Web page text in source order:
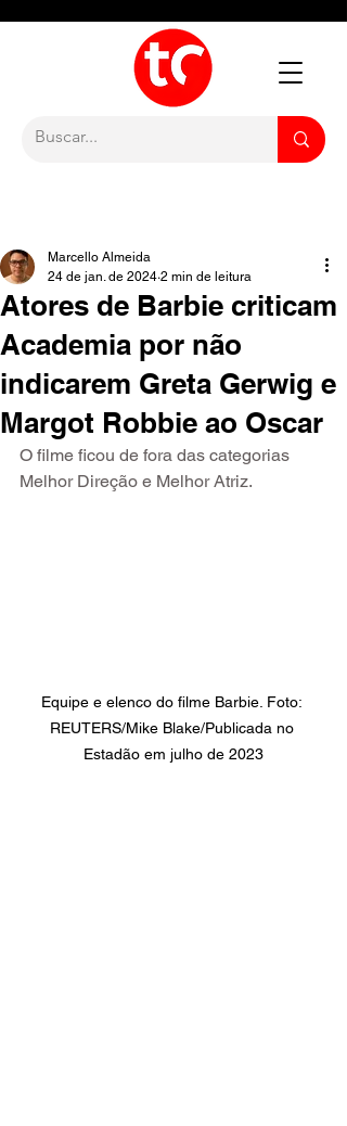
Atores de Barbie criticam
Academia por não
indicarem Greta Gerwig e
Margot Robbie ao Oscar
Marcello Almeida
24 de jan. de 2024 2 min de leitura
O filme ficou de fora das categorias
Melhor Direção e Melhor Atriz.
Equipe e elenco do filme Barbie. Foto:
REUTERS/Mike Blake/Publicada no
Estadão em julho de 2023